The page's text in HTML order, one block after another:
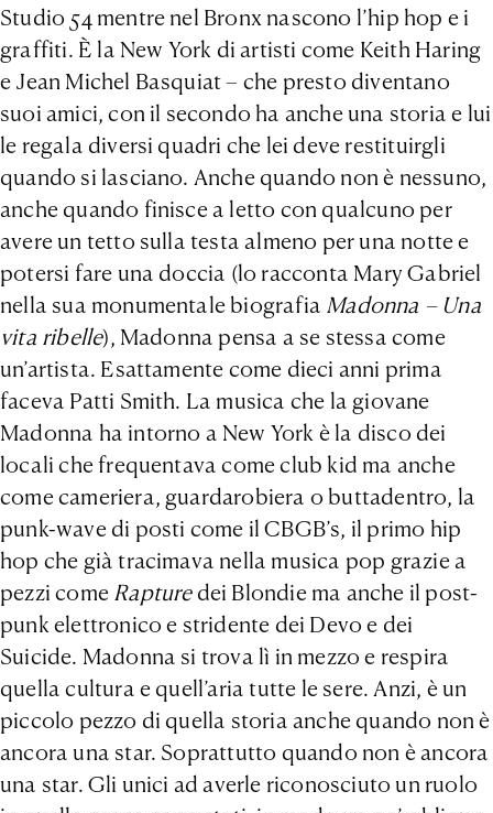
Studio 54 mentre nel Bronx nascono l’hip hop e i
graffiti. È la New York di artisti come Keith Haring
e Jean Michel Basquiat – che presto diventano
suoi amici, con il secondo ha anche una storia e lui
le regala diversi quadri che lei deve restituirgli
quando si lasciano. Anche quando non è nessuno,
anche quando finisce a letto con qualcuno per
avere un tetto sulla testa almeno per una notte e
potersi fare una doccia (lo racconta Mary Gabriel
nella sua monumentale biografia Madonna – Una
vita ribelle), Madonna pensa a se stessa come
un’artista. Esattamente come dieci anni prima
faceva Patti Smith. La musica che la giovane
Madonna ha intorno a New York è la disco dei
locali che frequentava come club kid ma anche
come cameriera, guardarobiera o buttadentro, la
punk-wave di posti come il CBGB’s, il primo hip
hop che già tracimava nella musica pop grazie a
pezzi come Rapturedei Blondie ma anche il post-
punk elettronico e stridente dei Devo e dei
Suicide. Madonna si trova lì in mezzo e respira
quella cultura e quell’aria tutte le sere. Anzi, è un
piccolo pezzo di quella storia anche quando non è
ancora una star. Soprattutto quando non è ancora
una star. Gli unici ad averle riconosciuto un ruolo